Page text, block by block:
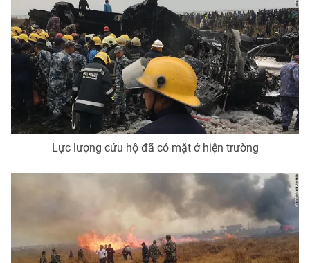
Lực lượng cứu hộ đã có mặt ở hiện trường